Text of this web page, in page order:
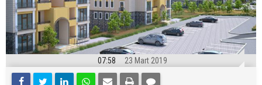
07:58 23 Mart 2019